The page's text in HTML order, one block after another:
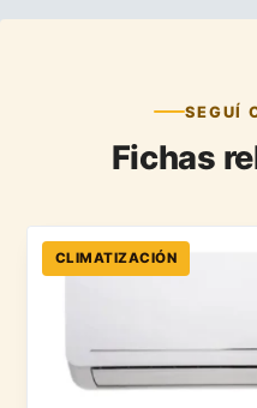
SEGUÍ
Fichas
CLIMATIZACIÓN